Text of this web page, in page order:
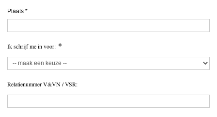
Plaats *
Ik schrijf me in voor: *
Relatienummer V&VN / VSR: